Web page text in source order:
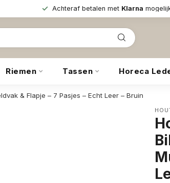
Achteraf betalen met Klarna
Riemen Tassen Horeca
& Flapje – 7 Pasjes – Echt Leer – Bruin